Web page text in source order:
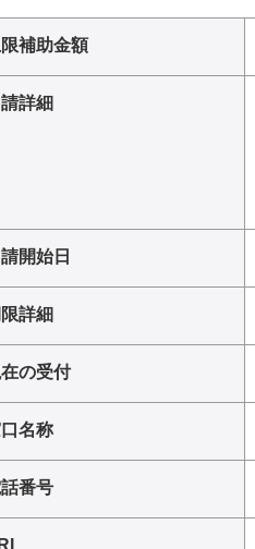
補助金額
詳細
開始日
詳細
の受付
名称
番号